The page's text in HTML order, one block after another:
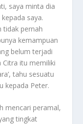
saya minta dia
saya.
tidak pernah
kemampuan
belum terjadi
Citra itu memiliki
tahu sesuatu
kepada Peter.
mencari peramal,
tingkat